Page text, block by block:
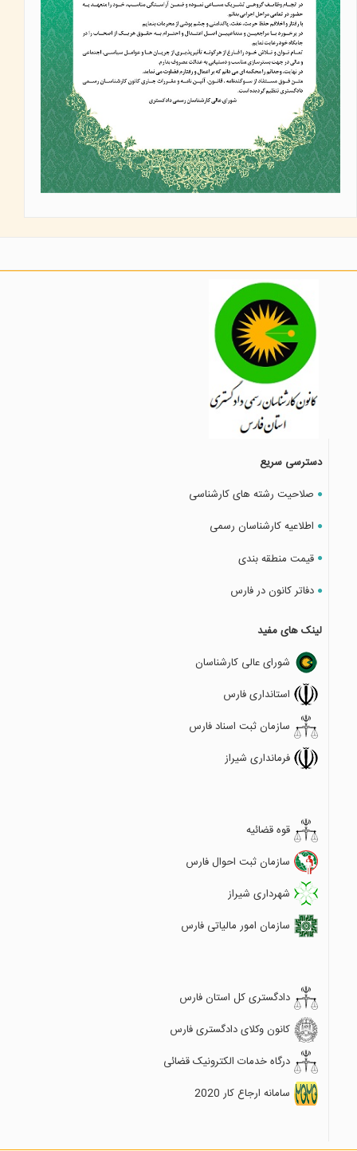
دسترسی سریع
صلاحیت رشته های کارشناسی
اطلاعیه کارشناسان رسمی
قیمت منطقه بندی
دفاتر کانون در فارس
لینک های مفید
شورای عالی کارشناسان
استانداری فارس
سازمان ثبت اسناد فارس
فرمانداری شیراز
قوه قضائیه
سازمان ثبت احوال فارس
شهرداری شیراز
سازمان امور مالیاتی فارس
دادگستری کل استان فارس
کانون وکلای دادگستری فارس
درگاه خدمات الکترونیک قضائی
سامانه ارجاع کار 2020